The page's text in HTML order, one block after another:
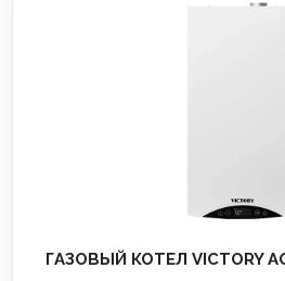
ГАЗОВЫЙ КОТЕЛ VICTORY